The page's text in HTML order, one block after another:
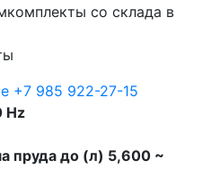
со склада в
+7 985 922-27-15
Hz
пруда до (л) 5,600 ~